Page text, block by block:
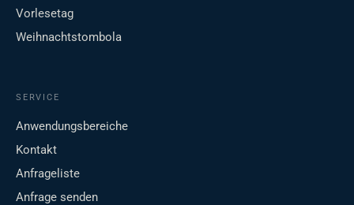
Vorlesetag
Weihnachtstombola
SERVICE
Anwendungsbereiche
Kontakt
Anfrageliste
Anfrage senden